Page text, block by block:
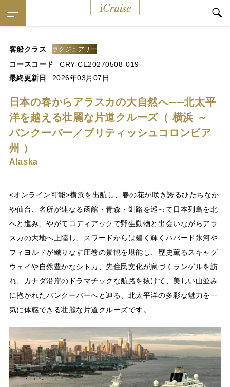
客船クラス ラグジュアリー
コースコード
CRY-CE20270508-019
最終更新日
2026年03月07日
日本の春からアラスカの大自然へ──北太平
洋を越える壮麗な片道クルーズ（ 横浜 ～
バンクーバー／ブリティッシュコロンビア
州 ）
Alaska
<オンライン可能>横浜を出航し、春の花が咲き誇るひたちなか
や仙台、名所が連なる函館・青森・釧路を巡って日本列島を北
へと進み、やがてコディアックで野生動物と出会いながらアラ
スカの大地へ上陸し、スワードからは碧く輝くハバード氷河や
フィヨルドが織りなす圧巻の景観を堪能し、歴史薫るスキャグ
ウェイや自然豊かなシトカ、先住民文化が息づくランゲルを訪
れ、カナダ沿岸のドラマチックな航路を抜けて、美しい山並み
に抱かれたバンクーバーへと辿る、北太平洋の多彩な魅力を一
気に体感できる壮麗な片道クルーズです。